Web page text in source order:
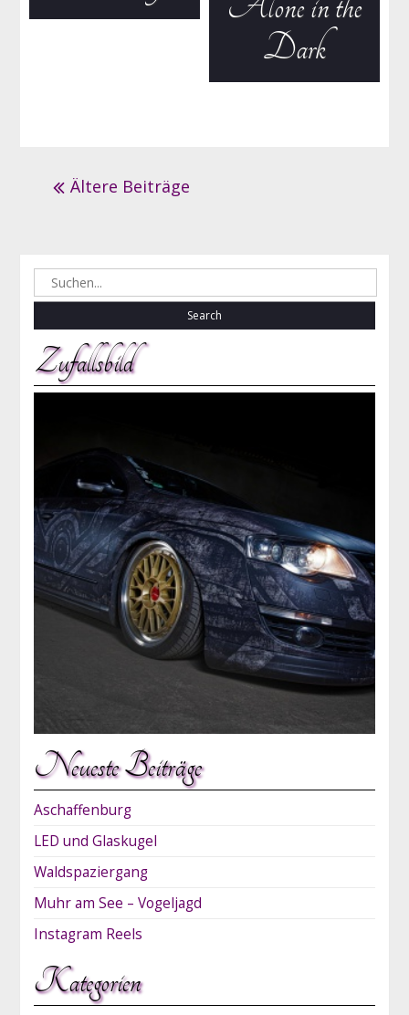
Dark
Navigation
Ältere Beiträge
Search
for:
Zufallsbild
Neueste Beiträge
Aschaffenburg
LED und Glaskugel
Waldspaziergang
Muhr am See – Vogeljagd
Instagram Reels
Kategorien